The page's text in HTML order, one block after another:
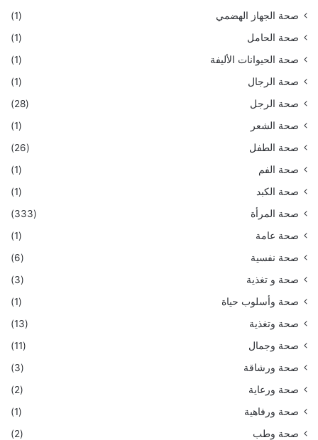
صحة الجهاز الهضمي
(1)
صحة الحامل
(1)
صحة الحيوانات الأليفة
(1)
صحة الرجال
(1)
صحة الرجل
(28)
صحة الشعر
(1)
صحة الطفل
(26)
صحة الفم
(1)
صحة الكبد
(1)
صحة المرأة
(333)
صحة عامة
(1)
صحة نفسية
(6)
صحة و تغذية
(3)
صحة وأسلوب حياة
(1)
صحة وتغذية
(13)
صحة وجمال
(11)
صحة ورشاقة
(3)
صحة ورعاية
(2)
صحة ورفاهية
(1)
صحة وطب
(2)